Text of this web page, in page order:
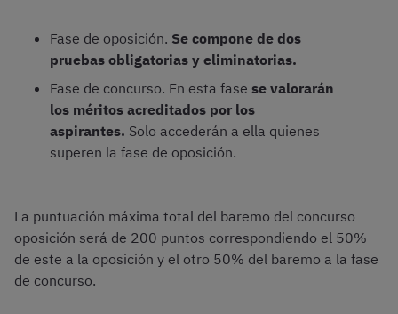
Fase de oposición. Se compone de dos
pruebas obligatorias y eliminatorias.
Fase de concurso. En esta fase se valorarán
los méritos acreditados por los
aspirantes. Solo accederán a ella quienes
superen la fase de oposición.
La puntuación máxima total del baremo del concurso
oposición será de 200 puntos correspondiendo el 50%
de este a la oposición y el otro 50% del baremo a la fase
de concurso.